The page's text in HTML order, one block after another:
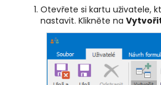
Otevřete si kartu uživatele,
nastavit. Klikněte na